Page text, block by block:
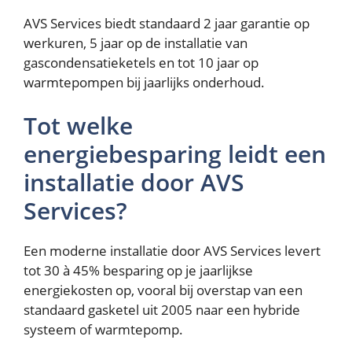
AVS Services biedt standaard 2 jaar garantie op
werkuren, 5 jaar op de installatie van
gascondensatieketels en tot 10 jaar op
warmtepompen bij jaarlijks onderhoud.
Tot welke
energiebesparing leidt een
installatie door AVS
Services?
Een moderne installatie door AVS Services levert
tot 30 à 45% besparing op je jaarlijkse
energiekosten op, vooral bij overstap van een
standaard gasketel uit 2005 naar een hybride
systeem of warmtepomp.